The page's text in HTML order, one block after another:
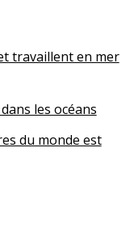
travaillent en mer
les océans
du monde est